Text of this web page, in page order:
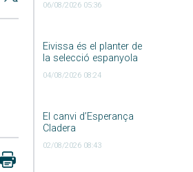
06/08/2026 05:36
Eivissa és el planter de
la selecció espanyola
04/08/2026 08:24
El canvi d’Esperança
Cladera
02/08/2026 08:43